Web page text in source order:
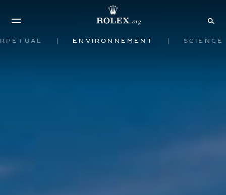
Environnement Science